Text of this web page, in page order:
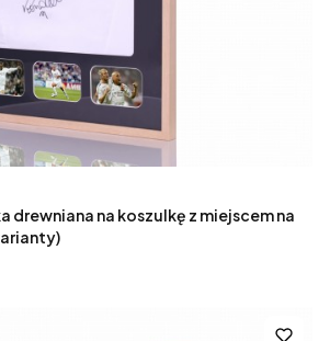
drewniana na koszulkę z miejscem na